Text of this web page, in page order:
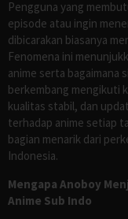
Pengguna yang
episode atau ingin
dibicarakan biasanya
Fenomena ini
anime serta bagaimana
berkembang mengikuti
kualitas stabil, dan
terhadap anime setiap
bagian menarik dari
Indonesia.
Mengapa Anoboy
Anime Sub Indo